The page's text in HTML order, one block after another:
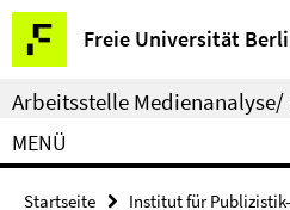
Springe
direkt
zu
Inhalt
Freie Universität
Service-
Navigation
Arbeitsstelle
MENÜ
Startseite
Institut für